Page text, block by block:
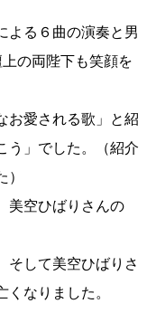
よる６曲の演奏と男
の両陛下も笑顔を
お愛される歌」と紹
う」でした。（紹介
美空ひばりさんの
そして美空ひばりさ
なりました。